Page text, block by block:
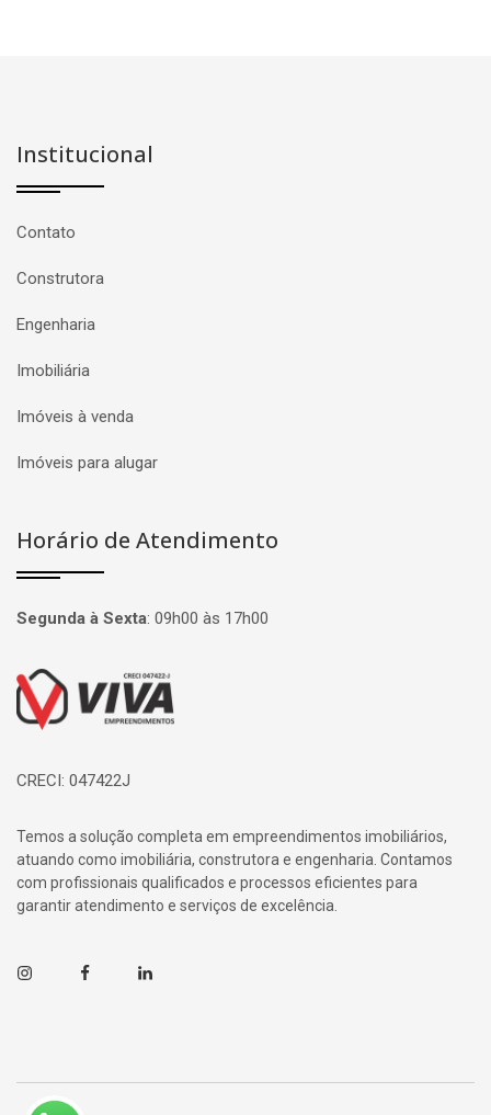
Institucional
Contato
Construtora
Engenharia
Imobiliária
Imóveis à venda
Imóveis para alugar
Horário de Atendimento
Segunda à Sexta: 09h00 às 17h00
Página inicial
CRECI: 047422J
Temos a solução completa em empreendimentos imobiliários,
atuando como imobiliária, construtora e engenharia. Contamos
com profissionais qualificados e processos eficientes para
garantir atendimento e serviços de excelência.
InstagramFacebookLinkedin